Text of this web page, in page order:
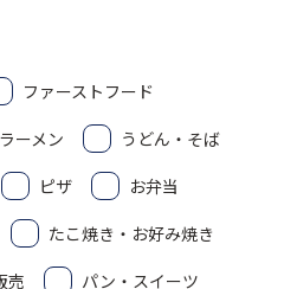
ファーストフード
ラーメン
うどん・そば
ピザ
お弁当
たこ焼き・お好み焼き
売
パン・スイーツ